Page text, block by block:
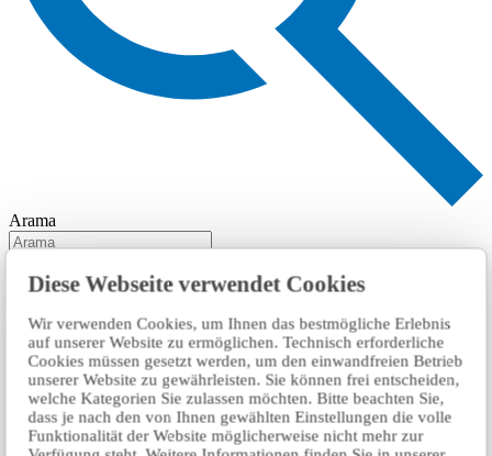
Diese Webseite verwendet Cookies
Wir verwenden Cookies, um Ihnen das bestmögliche Erlebnis
auf unserer Website zu ermöglichen. Technisch erforderliche
Cookies müssen gesetzt werden, um den einwandfreien Betrieb
unserer Website zu gewährleisten. Sie können frei entscheiden,
welche Kategorien Sie zulassen möchten. Bitte beachten Sie,
dass je nach den von Ihnen gewählten Einstellungen die volle
Funktionalität der Website möglicherweise nicht mehr zur
Arama